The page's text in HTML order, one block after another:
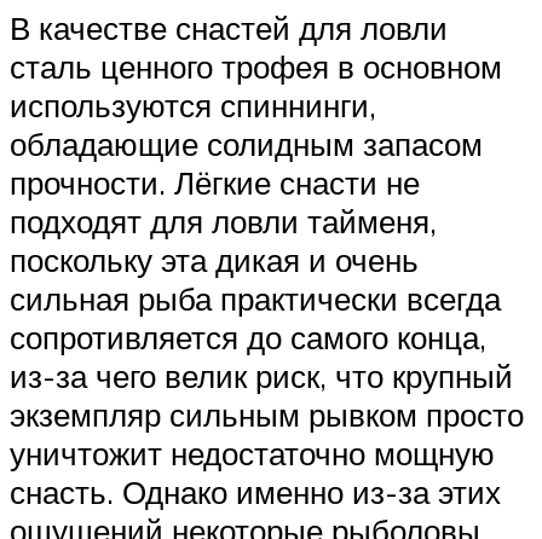
В качестве снастей для ловли
сталь ценного трофея в основном
используются спиннинги,
обладающие солидным запасом
прочности. Лёгкие снасти не
подходят для ловли тайменя,
поскольку эта дикая и очень
сильная рыба практически всегда
сопротивляется до самого конца,
из-за чего велик риск, что крупный
экземпляр сильным рывком просто
уничтожит недостаточно мощную
снасть. Однако именно из-за этих
ощущений некоторые рыболовы